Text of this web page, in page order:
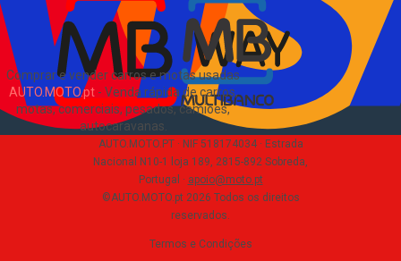
Comprar e vender carros e motas usadas
AUTO.MOTO.pt- Venda rápida de carros,
motas, comerciais, pesados, camiões,
autocaravanas
AUTO.MOTO.PT · NIF 518174034 · Estrada
Nacional N10-1 loja 189, 2815-892 Sobreda,
Portugal · apoio@moto.pt
©AUTO.MOTO.pt 2026 Todos os direitos
reservados.
Termos e Condições